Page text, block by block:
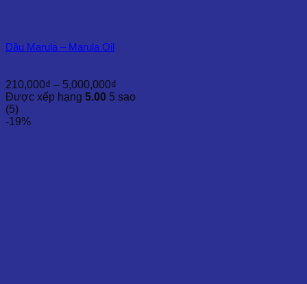
Dầu Marula – Marula Oil
210,000₫ – 5,000,000₫
giá:
Được xếp hạng 5.00 5 sao
(5)
-19%